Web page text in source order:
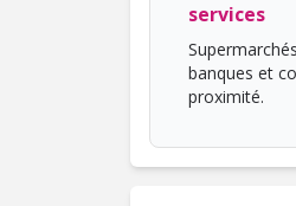
services
banques et
proximité.